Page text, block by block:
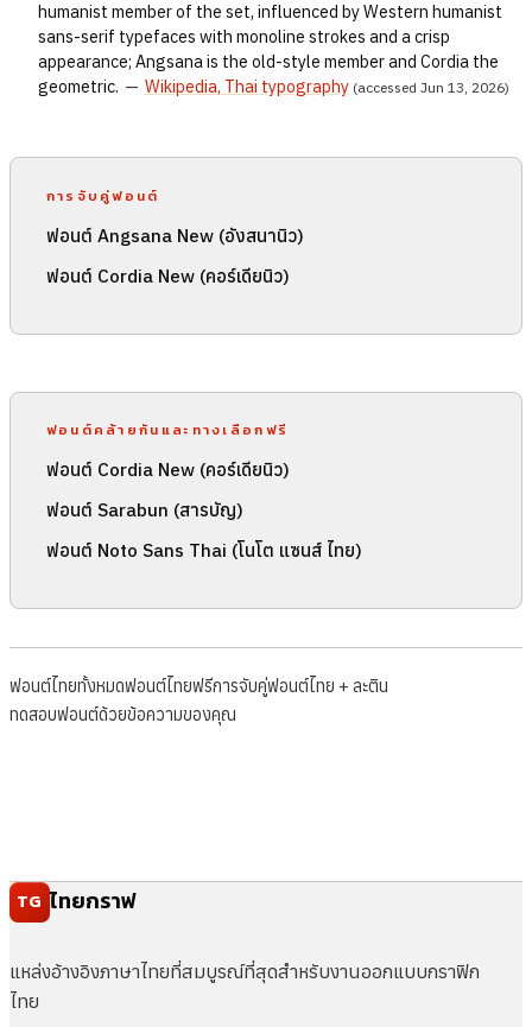
humanist member of the set, influenced by Western humanist
sans-serif typefaces with monoline strokes and a crisp
appearance; Angsana is the old-style member and Cordia the
geometric. — Wikipedia, Thai typography(accessed Jun 13, 2026)
การจับคู่ฟอนต์
ฟอนต์ Angsana New (อังสนานิว)
ฟอนต์ Cordia New (คอร์เดียนิว)
ฟอนต์คล้ายกันและทางเลือกฟรี
ฟอนต์ Cordia New (คอร์เดียนิว)
ฟอนต์ Sarabun (สารบัญ)
ฟอนต์ Noto Sans Thai (โนโต แซนส์ ไทย)
ฟอนต์ไทยทั้งหมดฟอนต์ไทยฟรีการจับคู่ฟอนต์ไทย + ละติน
ทดสอบฟอนต์ด้วยข้อความของคุณ
TG ไทยกราฟ
แหล่งอ้างอิงภาษาไทยที่สมบูรณ์ที่สุดสำหรับงานออกแบบกราฟิก
ไทย